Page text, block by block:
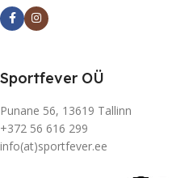
Sportfever OÜ
Punane 56, 13619 Tallinn
+372 56 616 299
info(at)sportfever.ee